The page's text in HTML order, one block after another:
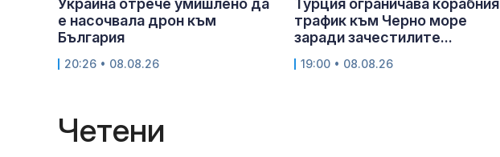
е насочвала дрон към
България
20:26 • 08.08.26
трафик към Черно море
заради зачестилите...
19:00 • 08.08.26
Четени